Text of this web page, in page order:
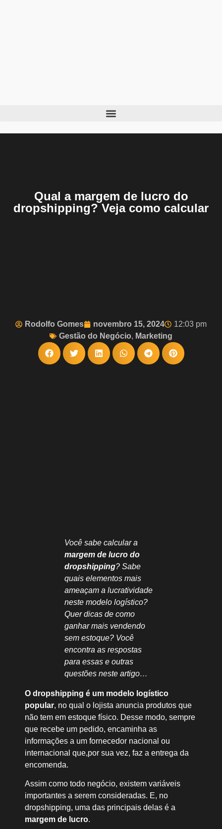
Qual a margem de lucro do
dropshipping? Veja como calcular
Rodolfo Gomes novembro 15, 2024
12:03 pm
Gestão do Negócio, Marketing
Você sabe calcular a
margem de lucro do
dropshipping? Sabe
quais elementos mais
ameaçam a lucratividade
neste modelo logístico?
Quer dicas de como
ganhar mais vendendo
sem estoque? Você
encontra as respostas
para essas e outras
questões neste artigo…
O dropshipping é um modelo logístico
popular, no qual o lojista anuncia produtos que
não tem em estoque físico. Desse modo, sempre
que recebe um pedido, encaminha as
informações a um fornecedor nacional ou
internacional que,por sua vez, faz a entrega da
encomenda.
Assim como todo negócio, existem variáveis
importantes a serem consideradas. E, no
dropshipping, uma das principais delas é a
margem de lucro.